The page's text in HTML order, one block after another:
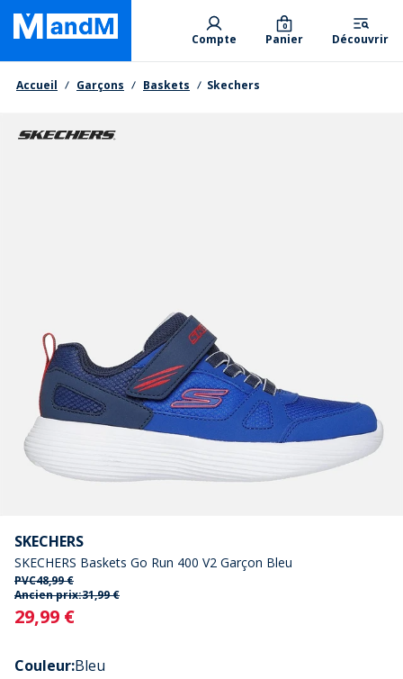
Skip
main
content
Primary departments
Compte Panier
0
Découvrir
Fil d'Ariane
Accueil Garçons Baskets Skechers
SKECHERS
SKECHERS Baskets Go Run 400 V2 Garçon Bleu
PVC48,99 €
Ancien prix:31,99 €
Current
29,99 €
Couleur:Bleu